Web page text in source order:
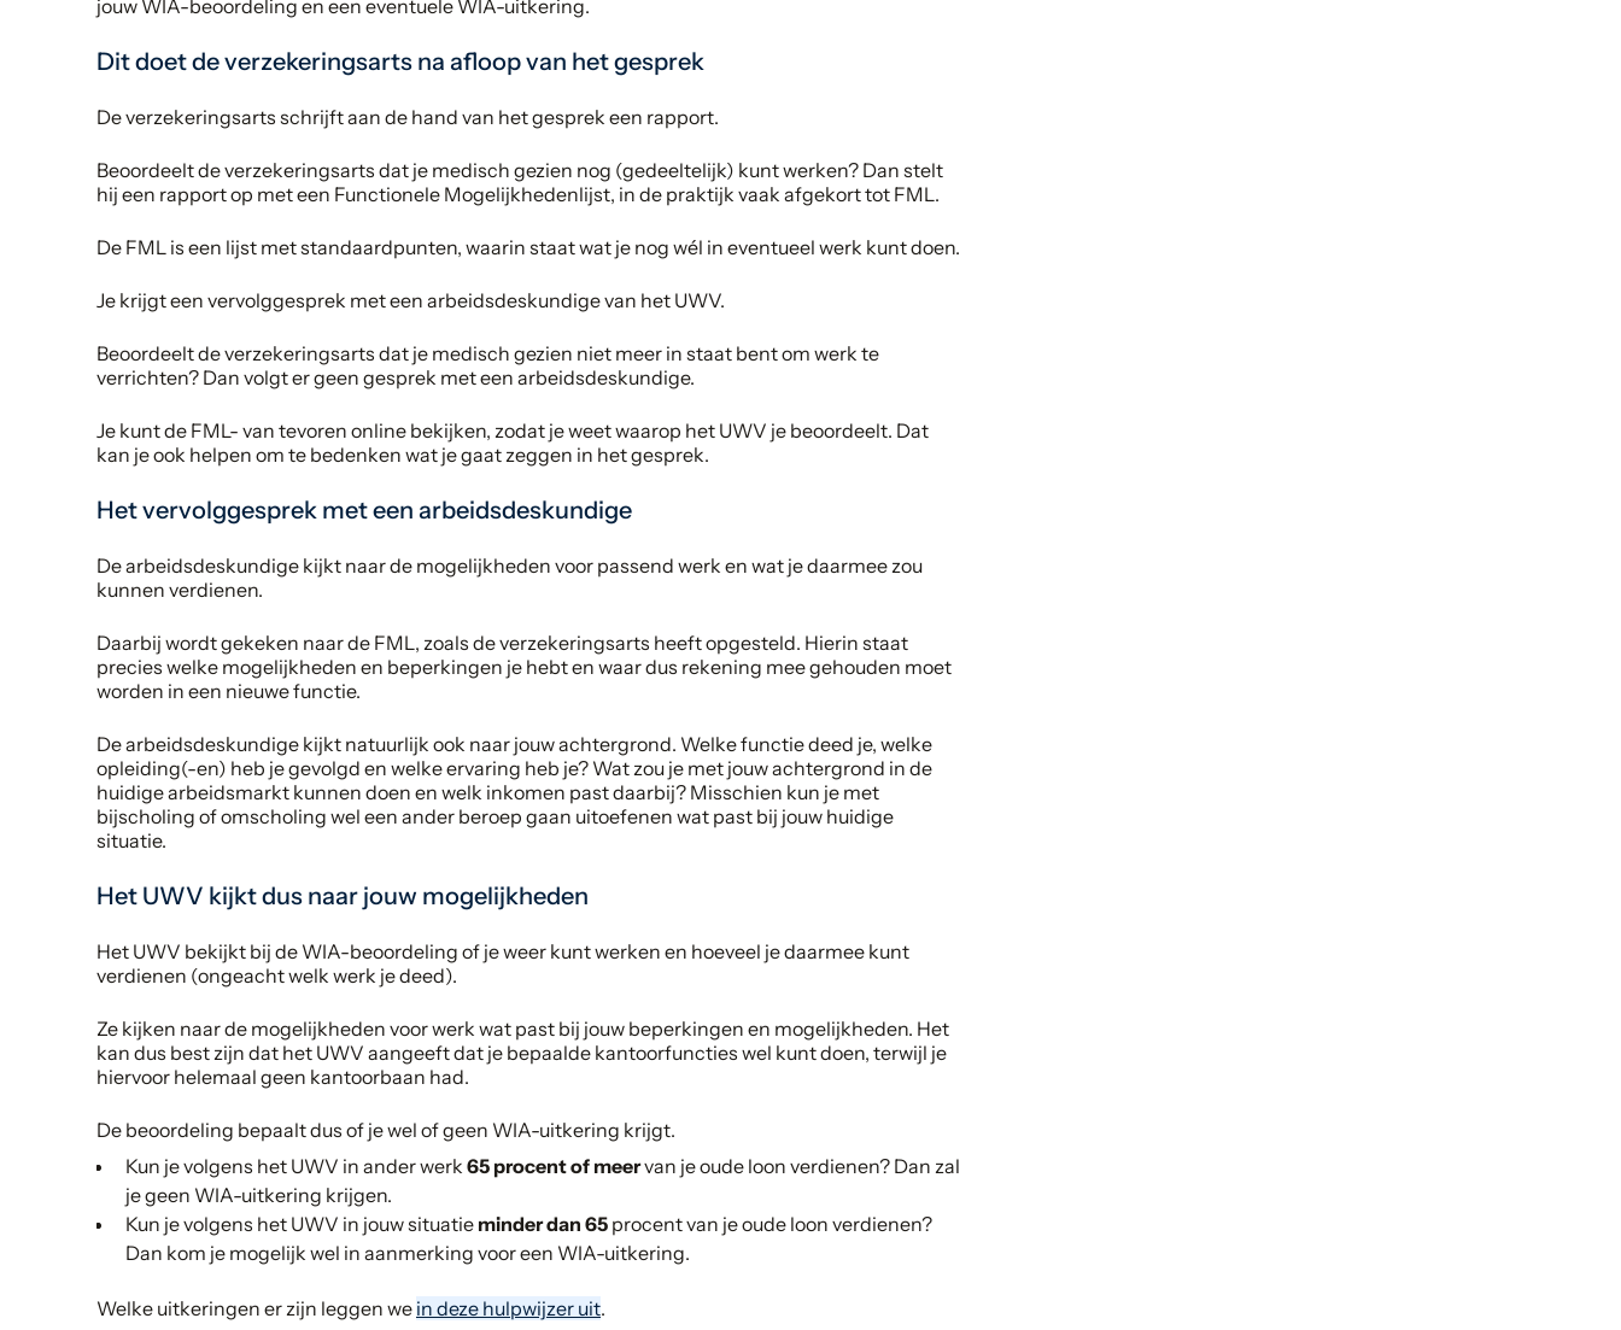
jouw WIA-beoordeling en een eventuele WIA-uitkering.
Dit doet de verzekeringsarts na afloop van het gesprek
De verzekeringsarts schrijft aan de hand van het gesprek een rapport.
Beoordeelt de verzekeringsarts dat je medisch gezien nog (gedeeltelijk) kunt werken? Dan stelt
hij een rapport op met een Functionele Mogelijkhedenlijst, in de praktijk vaak afgekort tot FML.
De FML is een lijst met standaardpunten, waarin staat wat je nog wél in eventueel werk kunt doen.
Je krijgt een vervolggesprek met een arbeidsdeskundige van het UWV.
Beoordeelt de verzekeringsarts dat je medisch gezien niet meer in staat bent om werk te
verrichten? Dan volgt er geen gesprek met een arbeidsdeskundige.
Je kunt de FML- van tevoren online bekijken, zodat je weet waarop het UWV je beoordeelt. Dat
kan je ook helpen om te bedenken wat je gaat zeggen in het gesprek.
Het vervolggesprek met een arbeidsdeskundige
De arbeidsdeskundige kijkt naar de mogelijkheden voor passend werk en wat je daarmee zou
kunnen verdienen.
Daarbij wordt gekeken naar de FML, zoals de verzekeringsarts heeft opgesteld. Hierin staat
precies welke mogelijkheden en beperkingen je hebt en waar dus rekening mee gehouden moet
worden in een nieuwe functie.
De arbeidsdeskundige kijkt natuurlijk ook naar jouw achtergrond. Welke functie deed je, welke
opleiding(-en) heb je gevolgd en welke ervaring heb je? Wat zou je met jouw achtergrond in de
huidige arbeidsmarkt kunnen doen en welk inkomen past daarbij? Misschien kun je met
bijscholing of omscholing wel een ander beroep gaan uitoefenen wat past bij jouw huidige
situatie.
Het UWV kijkt dus naar jouw mogelijkheden
Het UWV bekijkt bij de WIA-beoordeling of je weer kunt werken en hoeveel je daarmee kunt
verdienen (ongeacht welk werk je deed).
Ze kijken naar de mogelijkheden voor werk wat past bij jouw beperkingen en mogelijkheden. Het
kan dus best zijn dat het UWV aangeeft dat je bepaalde kantoorfuncties wel kunt doen, terwijl je
hiervoor helemaal geen kantoorbaan had.
De beoordeling bepaalt dus of je wel of geen WIA-uitkering krijgt.
Kun je volgens het UWV in ander werk 65 procent of meervan je oude loon verdienen? Dan zal
je geen WIA-uitkering krijgen.
Kun je volgens het UWV in jouw situatie minder dan 65 procent van je oude loon verdienen?
Dan kom je mogelijk wel in aanmerking voor een WIA-uitkering.
Welke uitkeringen er zijn leggen we in deze hulpwijzer uit.